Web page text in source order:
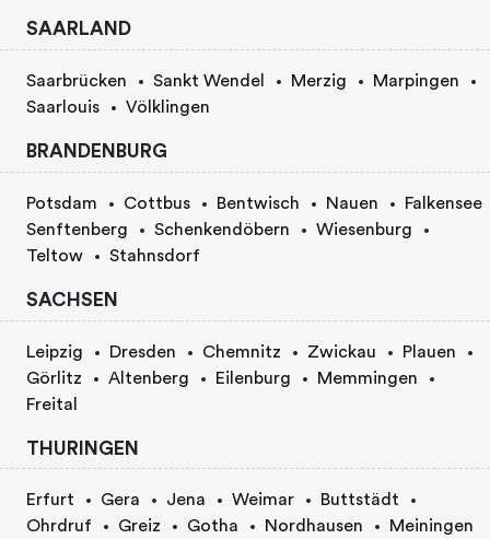
SAARLAND
Saarbrücken Sankt Wendel Merzig
Marpingen
Saarlouis
Völklingen
BRANDENBURG
Potsdam Cottbus Bentwisch Nauen
Falkensee
Senftenberg
Schenkendöbern
Wiesenburg
Teltow
Stahnsdorf
SACHSEN
Leipzig Dresden Chemnitz Zwickau
Plauen
Görlitz
Altenberg Eilenburg
Memmingen
Freital
THURINGEN
Erfurt Gera Jena Weimar
Buttstädt
Ohrdruf
Greiz Gotha Nordhausen Meiningen